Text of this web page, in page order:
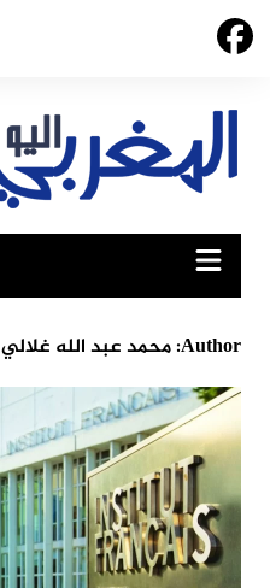
Skip
Author: محمد عبد الله غلالي